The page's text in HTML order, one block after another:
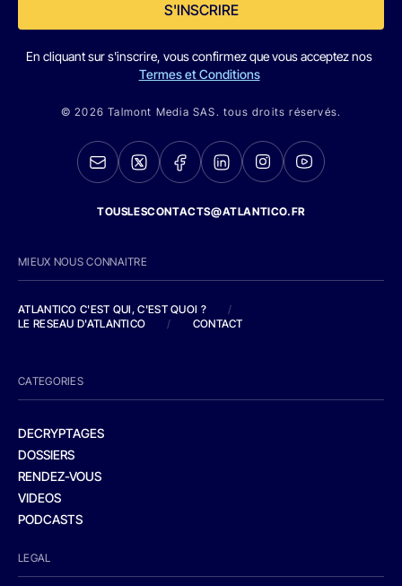
S'INSCRIRE
En cliquant sur s'inscrire, vous confirmez que vous acceptez nos
Termes et Conditions
© 2026 Talmont Media SAS. tous droits réservés.
TOUSLESCONTACTS@ATLANTICO.FR
MIEUX NOUS CONNAITRE
ATLANTICO C'EST QUI, C'EST QUOI ?
/
LE RESEAU D'ATLANTICO
/ CONTACT
CATEGORIES
DECRYPTAGES
DOSSIERS
RENDEZ-VOUS
VIDEOS
PODCASTS
LEGAL